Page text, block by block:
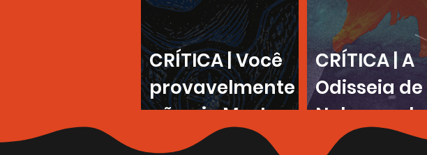
CRÍTICA | Você
provavelmente
não viu Mestres
do Universo,
CRÍTICA | A
Odisseia de
Nolan exala
uma